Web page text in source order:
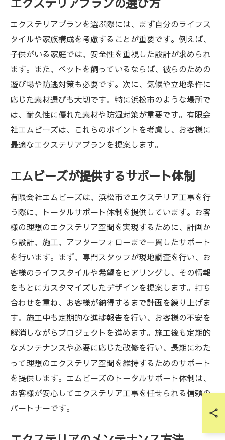
エクステリアプランを選ぶ際には、まず自分のライフス
タイルや家族構成を考慮することが重要です。例えば、
子供がいる家庭では、安全性を重視した設計が求められ
ます。また、ペットを飼っているならば、彼らのための
遊び場や防逃対策も必要です。次に、気候や立地条件に
応じた素材選びも大切です。特に浜松市のような場所で
は、耐久性に優れた素材や防湿対策が重要です。有限会
社エムビーズは、これらのポイントを考慮し、お客様に
最適なエクステリアプランを提案します。
エムビーズが提供するサポート体制
有限会社エムビーズは、浜松市でエクステリア工事を行
う際に、トータルサポート体制を提供しています。お客
様の理想のエクステリア空間を実現するために、計画か
ら設計、施工、アフターフォローまで一貫したサポート
を行います。まず、専門スタッフが現地調査を行い、お
客様のライフスタイルや希望をヒアリングし、その情報
をもとにカスタマイズしたデザインを提案します。打ち
合わせを重ね、お客様が納得するまで計画を練り上げま
す。施工中も定期的な進捗報告を行い、お客様の不安を
解消しながらプロジェクトを進めます。施工後も定期的
なメンテナンスや必要に応じた改修を行い、長期にわた
って理想のエクステリア空間を維持するためのサポート
を提供します。エムビーズのトータルサポート体制は、
お客様が安心してエクステリア工事を任せられる信頼の
パートナーです。